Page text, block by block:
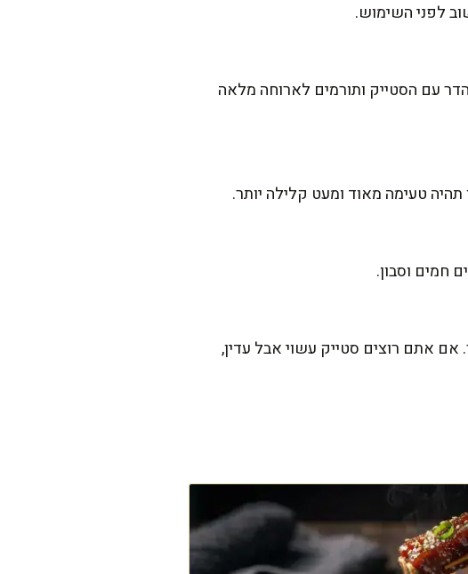
לפני השימוש.
עם הסטייק ותורמים לארוחה מלאה
טעימה מאוד ומעט קלילה יותר.
חמים וסבון.
את הבשר. אם אתם רוצים סטייק עשוי אבל עדין,